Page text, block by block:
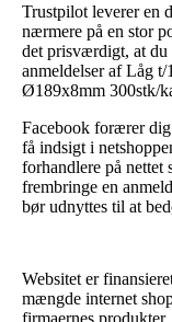
Trustpilot leverer en
nærmere på en stor
det prisværdigt, at
anmeldelser af Låg
Ø189x8mm 300stk/
Facebook forærer
få indsigt i
forhandlere på nettet
frembringe en
bør udnyttes til at
Websitet er
mængde internet
firmaernes